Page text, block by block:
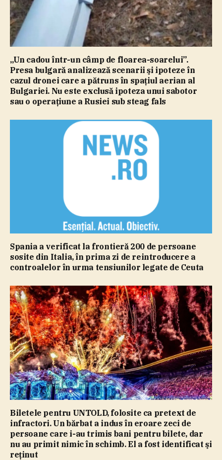
„Un cadou într-un câmp de floarea-soarelui”.
Presa bulgară analizează scenarii şi ipoteze în
cazul dronei care a pătruns în spaţiul aerian al
Bulgariei. Nu este exclusă ipoteza unui sabotor
sau o operaţiune a Rusiei sub steag fals
Spania a verificat la frontieră 200 de persoane
sosite din Italia, în prima zi de reintroducere a
controalelor în urma tensiunilor legate de Ceuta
Biletele pentru UNTOLD, folosite ca pretext de
infractori. Un bărbat a indus în eroare zeci de
persoane care i-au trimis bani pentru bilete, dar
nu au primit nimic în schimb. El a fost identificat şi
reţinut